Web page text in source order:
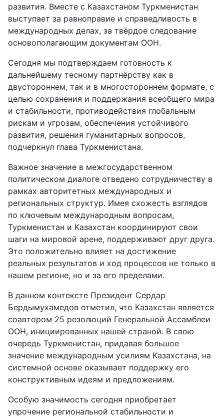
развития. Вместе с Казахстаном Туркменистан
выступает за равноправие и справедливость в
международных делах, за твёрдое следование
основополагающим документам ООН.
Сегодня мы подтверждаем готовность к
дальнейшему тесному партнёрству как в
двустороннем, так и в многостороннем формате, с
целью сохранения и поддержания всеобщего мира
и стабильности, противодействия глобальным
рискам и угрозам, обеспечения устойчивого
развития, решения гуманитарных вопросов,
подчеркнул глава Туркменистана.
Важное значение в межгосударственном
политическом диалоге отведено сотрудничеству в
рамках авторитетных международных и
региональных структур. Имея схожесть взглядов
по ключевым международным вопросам,
Туркменистан и Казахстан координируют свои
шаги на мировой арене, поддерживают друг друга.
Это положительно влияет на достижение
реальных результатов и ход процессов не только в
нашем регионе, но и за его пределами.
В данном контексте Президент Сердар
Бердымухамедов отметил, что Казахстан является
соавтором 25 резолюций Генеральной Ассамблеи
ООН, инициированных нашей страной. В свою
очередь Туркменистан, придавая большое
значение международным усилиям Казахстана, на
системной основе оказывает поддержку его
конструктивным идеям и предложениям.
Особую значимость сегодня приобретает
упрочение региональной стабильности и